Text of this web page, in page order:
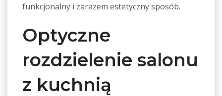
funkcjonalny i zarazem estetyczny sposób.
Optyczne
rozdzielenie salonu
z kuchnią